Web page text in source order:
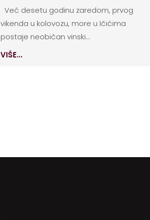
Već desetu godinu zaredom, prvog
vikenda u kolovozu, more u Ičićima
postaje neobičan vinski...
VIŠE...